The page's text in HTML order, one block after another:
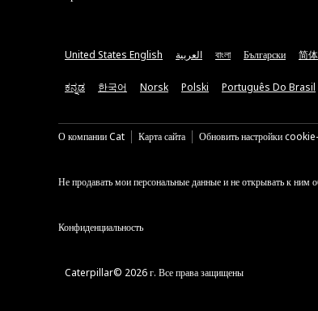
United States English العربية বাংলা Български 简
ಕನ್ನಡ 한국어 Norsk Polski Português Do Brasil
О компании Cat Карта сайта Обновить настройки
Не продавать мои персональные данные и не открывать к ним
Конфиденциальность
Caterpillar© 2026 г. Все права защищены